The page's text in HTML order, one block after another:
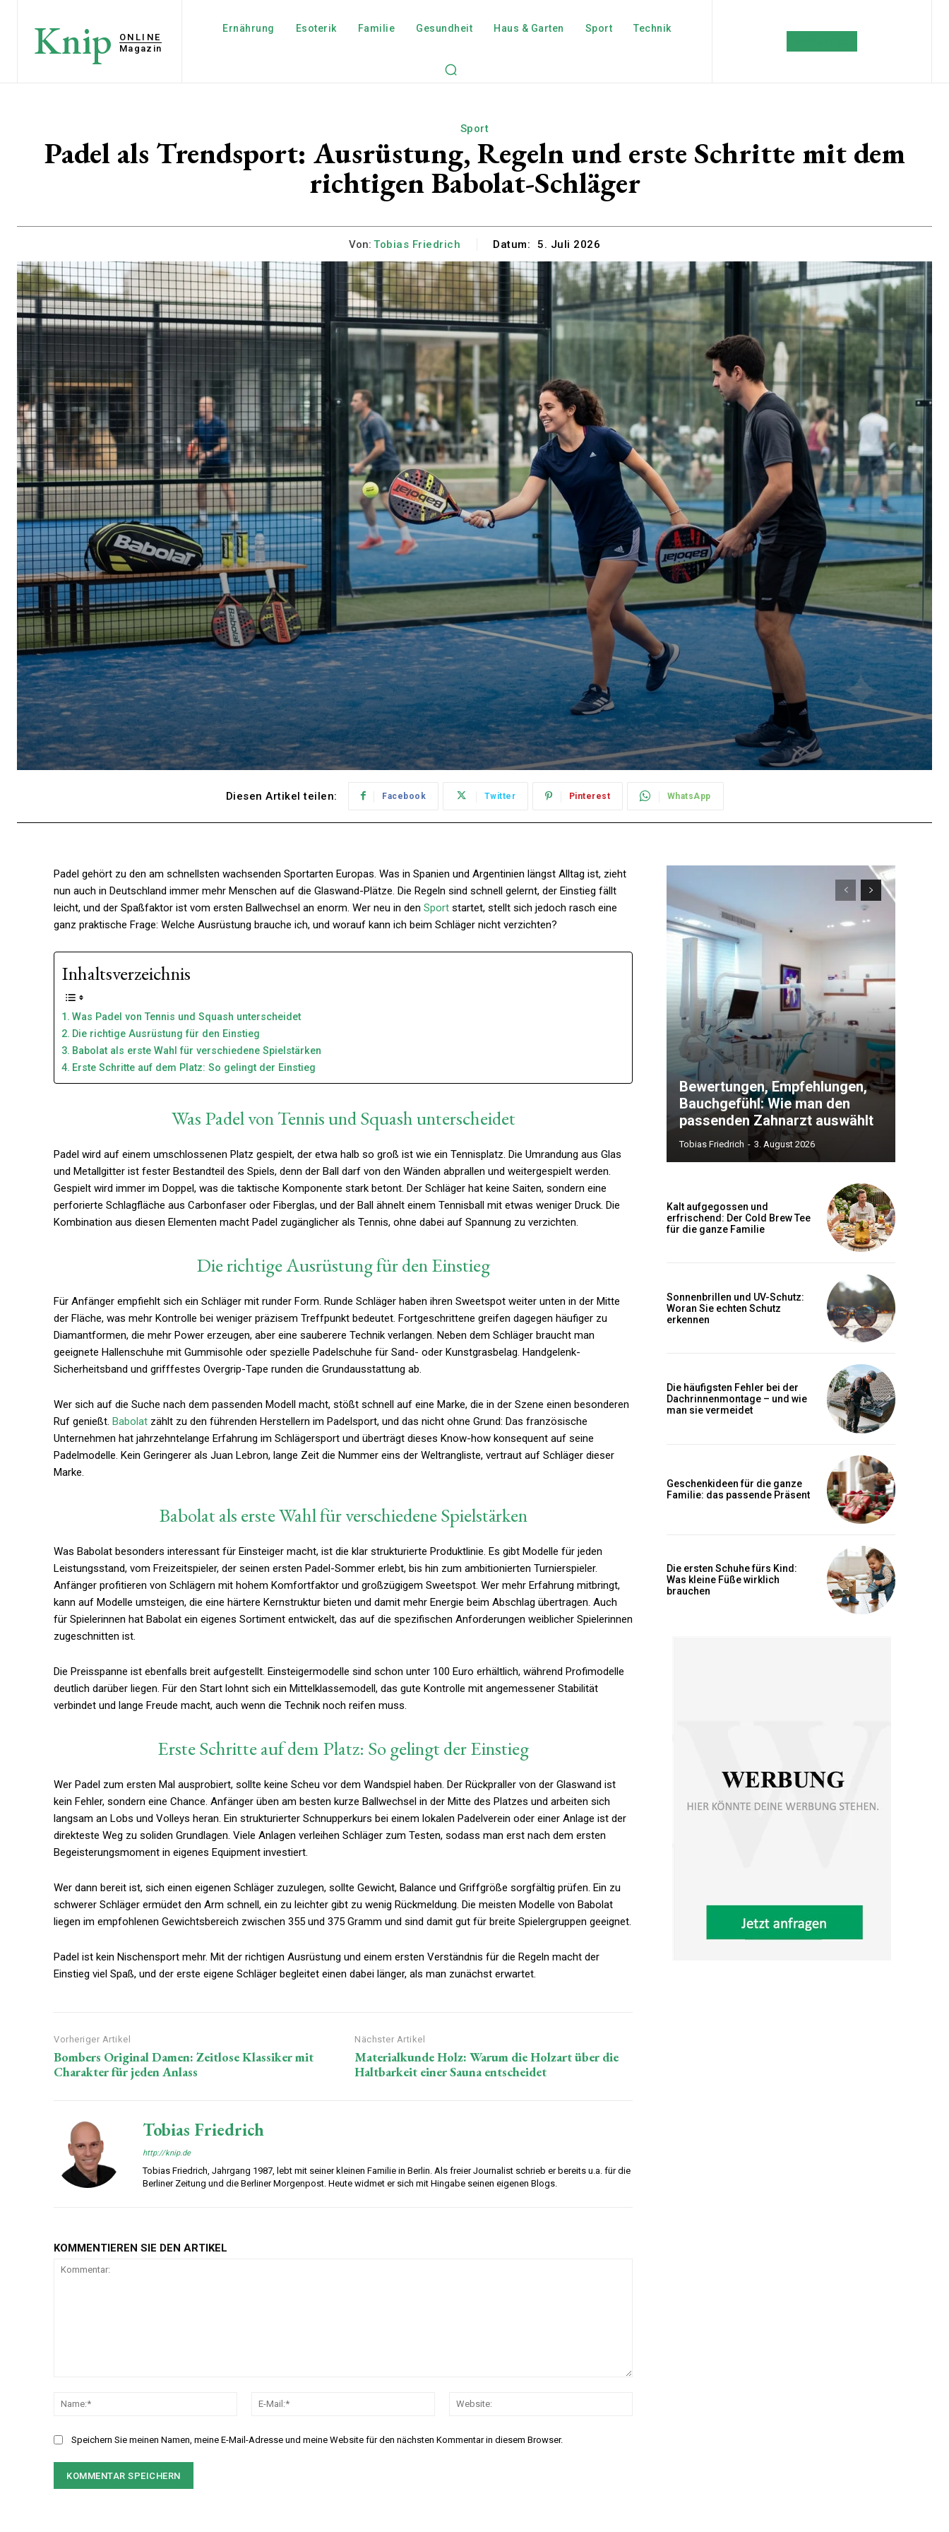
Knip
ONLINE
Magazin
Ernährung Esoterik Familie Gesundheit Haus & Garten Sport Technik
Sport
Padel als Trendsport: Ausrüstung, Regeln und erste Schritte mit dem
richtigen Babolat-Schläger
Von: Tobias Friedrich Datum: 5. Juli 2026
Diesen Artikel teilen: Facebook Twitter Pinterest WhatsApp
Padel gehört zu den am schnellsten wachsenden Sportarten Europas. Was in Spanien und Argentinien längst Alltag ist, zieht
nun auch in Deutschland immer mehr Menschen auf die Glaswand-Plätze. Die Regeln sind schnell gelernt, der Einstieg fällt
leicht, und der Spaßfaktor ist vom ersten Ballwechsel an enorm. Wer neu in den Sport startet, stellt sich jedoch rasch eine
ganz praktische Frage: Welche Ausrüstung brauche ich, und worauf kann ich beim Schläger nicht verzichten?
Inhaltsverzeichnis
Was Padel von Tennis und Squash unterscheidet
Die richtige Ausrüstung für den Einstieg
Babolat als erste Wahl für verschiedene Spielstärken
Erste Schritte auf dem Platz: So gelingt der Einstieg
Was Padel von Tennis und Squash unterscheidet
Padel wird auf einem umschlossenen Platz gespielt, der etwa halb so groß ist wie ein Tennisplatz. Die Umrandung aus Glas
und Metallgitter ist fester Bestandteil des Spiels, denn der Ball darf von den Wänden abprallen und weitergespielt werden.
Gespielt wird immer im Doppel, was die taktische Komponente stark betont. Der Schläger hat keine Saiten, sondern eine
perforierte Schlagfläche aus Carbonfaser oder Fiberglas, und der Ball ähnelt einem Tennisball mit etwas weniger Druck. Die
Kombination aus diesen Elementen macht Padel zugänglicher als Tennis, ohne dabei auf Spannung zu verzichten.
Die richtige Ausrüstung für den Einstieg
Für Anfänger empfiehlt sich ein Schläger mit runder Form. Runde Schläger haben ihren Sweetspot weiter unten in der Mitte
der Fläche, was mehr Kontrolle bei weniger präzisem Treffpunkt bedeutet. Fortgeschrittene greifen dagegen häufiger zu
Diamantformen, die mehr Power erzeugen, aber eine sauberere Technik verlangen. Neben dem Schläger braucht man
geeignete Hallenschuhe mit Gummisohle oder spezielle Padelschuhe für Sand- oder Kunstgrasbelag. Handgelenk-
Sicherheitsband und grifffestes Overgrip-Tape runden die Grundausstattung ab.
Wer sich auf die Suche nach dem passenden Modell macht, stößt schnell auf eine Marke, die in der Szene einen besonderen
Ruf genießt. Babolat zählt zu den führenden Herstellern im Padelsport, und das nicht ohne Grund: Das französische
Unternehmen hat jahrzehntelange Erfahrung im Schlägersport und überträgt dieses Know-how konsequent auf seine
Padelmodelle. Kein Geringerer als Juan Lebron, lange Zeit die Nummer eins der Weltrangliste, vertraut auf Schläger dieser
Marke.
Babolat als erste Wahl für verschiedene Spielstärken
Was Babolat besonders interessant für Einsteiger macht, ist die klar strukturierte Produktlinie. Es gibt Modelle für jeden
Leistungsstand, vom Freizeitspieler, der seinen ersten Padel-Sommer erlebt, bis hin zum ambitionierten Turnierspieler.
Anfänger profitieren von Schlägern mit hohem Komfortfaktor und großzügigem Sweetspot. Wer mehr Erfahrung mitbringt,
kann auf Modelle umsteigen, die eine härtere Kernstruktur bieten und damit mehr Energie beim Abschlag übertragen. Auch
für Spielerinnen hat Babolat ein eigenes Sortiment entwickelt, das auf die spezifischen Anforderungen weiblicher Spielerinnen
zugeschnitten ist.
Die Preisspanne ist ebenfalls breit aufgestellt. Einsteigermodelle sind schon unter 100 Euro erhältlich, während Profimodelle
deutlich darüber liegen. Für den Start lohnt sich ein Mittelklassemodell, das gute Kontrolle mit angemessener Stabilität
verbindet und lange Freude macht, auch wenn die Technik noch reifen muss.
Erste Schritte auf dem Platz: So gelingt der Einstieg
Wer Padel zum ersten Mal ausprobiert, sollte keine Scheu vor dem Wandspiel haben. Der Rückpraller von der Glaswand ist
kein Fehler, sondern eine Chance. Anfänger üben am besten kurze Ballwechsel in der Mitte des Platzes und arbeiten sich
langsam an Lobs und Volleys heran. Ein strukturierter Schnupperkurs bei einem lokalen Padelverein oder einer Anlage ist der
direkteste Weg zu soliden Grundlagen. Viele Anlagen verleihen Schläger zum Testen, sodass man erst nach dem ersten
Begeisterungsmoment in eigenes Equipment investiert.
Wer dann bereit ist, sich einen eigenen Schläger zuzulegen, sollte Gewicht, Balance und Griffgröße sorgfältig prüfen. Ein zu
schwerer Schläger ermüdet den Arm schnell, ein zu leichter gibt zu wenig Rückmeldung. Die meisten Modelle von Babolat
liegen im empfohlenen Gewichtsbereich zwischen 355 und 375 Gramm und sind damit gut für breite Spielergruppen geeignet.
Padel ist kein Nischensport mehr. Mit der richtigen Ausrüstung und einem ersten Verständnis für die Regeln macht der
Einstieg viel Spaß, und der erste eigene Schläger begleitet einen dabei länger, als man zunächst erwartet.
Vorheriger Artikel
Bombers Original Damen: Zeitlose Klassiker mit
Charakter für jeden Anlass
Nächster Artikel
Materialkunde Holz: Warum die Holzart über die
Haltbarkeit einer Sauna entscheidet
Tobias Friedrich
http://knip.de
Tobias Friedrich, Jahrgang 1987, lebt mit seiner kleinen Familie in Berlin. Als freier Journalist schrieb er bereits u.a. für die
Berliner Zeitung und die Berliner Morgenpost. Heute widmet er sich mit Hingabe seinen eigenen Blogs.
KOMMENTIEREN SIE DEN ARTIKEL
Name:*
Speichern Sie meinen Namen, meine E-Mail-Adresse und meine Website für den nächsten Kommentar in diesem Browser.
Bewertungen, Empfehlungen,
Bauchgefühl: Wie man den
passenden Zahnarzt auswählt
Tobias Friedrich - 3. August 2026
Kalt aufgegossen und
erfrischend: Der Cold Brew Tee
für die ganze Familie
Sonnenbrillen und UV-Schutz:
Woran Sie echten Schutz
erkennen
Die häufigsten Fehler bei der
Dachrinnenmontage – und wie
man sie vermeidet
Geschenkideen für die ganze
Familie: das passende Präsent
Die ersten Schuhe fürs Kind:
Was kleine Füße wirklich
brauchen